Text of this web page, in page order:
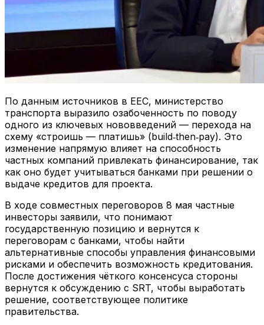
По данным источников в EEC, министерство
транспорта выразило озабоченность по поводу
одного из ключевых нововведений — перехода на
схему «строишь — платишь» (build‑then‑pay). Это
изменение напрямую влияет на способность
частных компаний привлекать финансирование, так
как оно будет учитываться банками при решении о
выдаче кредитов для проекта.
В ходе совместных переговоров 8 мая частные
инвесторы заявили, что понимают
государственную позицию и вернутся к
переговорам с банками, чтобы найти
альтернативные способы управления финансовыми
рисками и обеспечить возможность кредитования.
После достижения чёткого консенсуса стороны
вернутся к обсуждению с SRT, чтобы выработать
решение, соответствующее политике
правительства.